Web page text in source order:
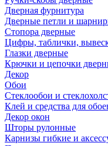
Дверная фурнитура
Дверные петли и
Стопора дверные
Цифры, таблички,
Глазки дверные
Крючки и цепочки
Декор
Обои
Стеклообои и
Клей и средства для
Декор окон
Шторы рулонные
Карнизы гибкие и